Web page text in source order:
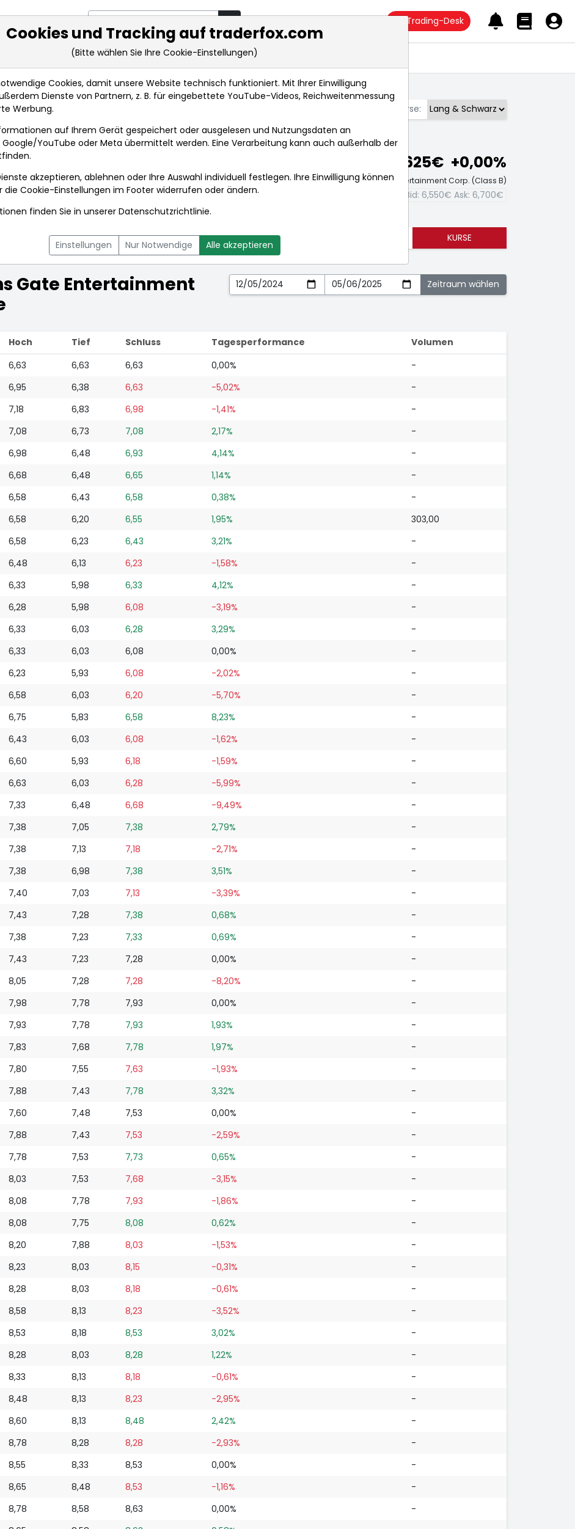
Trading-Desk
Markt-Analysen Market Tools Realtimekurse Nachrichten
Corp. (Class B) Börse:
Corp. (Class B) 6,625€ +0,00%
Echtzeit-Aktienkurs Lions Gate Entertainment Corp. (Class B)
Bid: 6,550€ Ask: 6,700€
NACHRICHTEN CHARTTOOL KURSE
Gate Entertainment
Hoch Tief Schluss Tagesperformance
Volumen
6,63 6,63 6,63 0,00%
-
6,95 6,38 6,63 -5,02%
-
7,18 6,83 6,98 -1,41%
-
7,08 6,73 7,08 2,17%
-
6,98 6,48 6,93 4,14%
-
6,68 6,48 6,65 1,14%
-
6,58 6,43 6,58 0,38%
-
6,58 6,20 6,55 1,95%
303,00
6,58 6,23 6,43 3,21%
-
6,48 6,13 6,23 -1,58%
-
6,33 5,98 6,33 4,12%
-
6,28 5,98 6,08 -3,19%
-
6,33 6,03 6,28 3,29%
-
6,33 6,03 6,08 0,00%
-
6,23 5,93 6,08 -2,02%
-
6,58 6,03 6,20 -5,70%
-
6,75 5,83 6,58 8,23%
-
6,43 6,03 6,08 -1,62%
-
6,60 5,93 6,18 -1,59%
-
6,63 6,03 6,28 -5,99%
-
7,33 6,48 6,68 -9,49%
-
7,38 7,05 7,38 2,79%
-
7,38 7,13 7,18 -2,71%
-
7,38 6,98 7,38 3,51%
-
7,40 7,03 7,13 -3,39%
-
7,43 7,28 7,38 0,68%
-
7,38 7,23 7,33 0,69%
-
7,43 7,23 7,28 0,00%
-
8,05 7,28 7,28 -8,20%
-
7,98 7,78 7,93 0,00%
-
7,93 7,78 7,93 1,93%
-
7,83 7,68 7,78 1,97%
-
7,80 7,55 7,63 -1,93%
-
7,88 7,43 7,78 3,32%
-
7,60 7,48 7,53 0,00%
-
7,88 7,43 7,53 -2,59%
-
7,78 7,53 7,73 0,65%
-
8,03 7,53 7,68 -3,15%
-
8,08 7,78 7,93 -1,86%
-
8,08 7,75 8,08 0,62%
-
8,20 7,88 8,03 -1,53%
-
8,23 8,03 8,15 -0,31%
-
8,28 8,03 8,18 -0,61%
-
8,58 8,13 8,23 -3,52%
-
8,53 8,18 8,53 3,02%
-
8,28 8,03 8,28 1,22%
-
8,33 8,13 8,18 -0,61%
-
8,48 8,13 8,23 -2,95%
-
8,60 8,13 8,48 2,42%
-
8,78 8,28 8,28 -2,93%
-
8,55 8,33 8,53 0,00%
-
8,65 8,48 8,53 -1,16%
-
8,78 8,58 8,63 0,00%
-
Cookies und Tracking auf traderfox.com
(Bitte wählen Sie Ihre Cookie-Einstellungen)
Cookies, damit unsere Website technisch funktioniert. Mit Ihrer Einwilligung
Dienste von Partnern, z. B. für eingebettete YouTube-Videos, Reichweitenmessung
Werbung.
auf Ihrem Gerät gespeichert oder ausgelesen und Nutzungsdaten an
YouTube oder Meta übermittelt werden. Eine Verarbeitung kann auch außerhalb der
akzeptieren, ablehnen oder Ihre Auswahl individuell festlegen. Ihre Einwilligung können
die Cookie-Einstellungen im Footer widerrufen oder ändern.
finden Sie in unsererDatenschutzrichtlinie.
Einstellungen Nur Notwendige Alle akzeptieren